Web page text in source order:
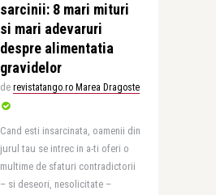
sarcinii: 8 mari mituri
si mari adevaruri
despre alimentatia
gravidelor
de revistatango.ro Marea Dragoste
Cand esti insarcinata, oamenii din
jurul tau se intrec in a-ti oferi o
multime de sfaturi contradictorii
– si deseori, nesolicitate –